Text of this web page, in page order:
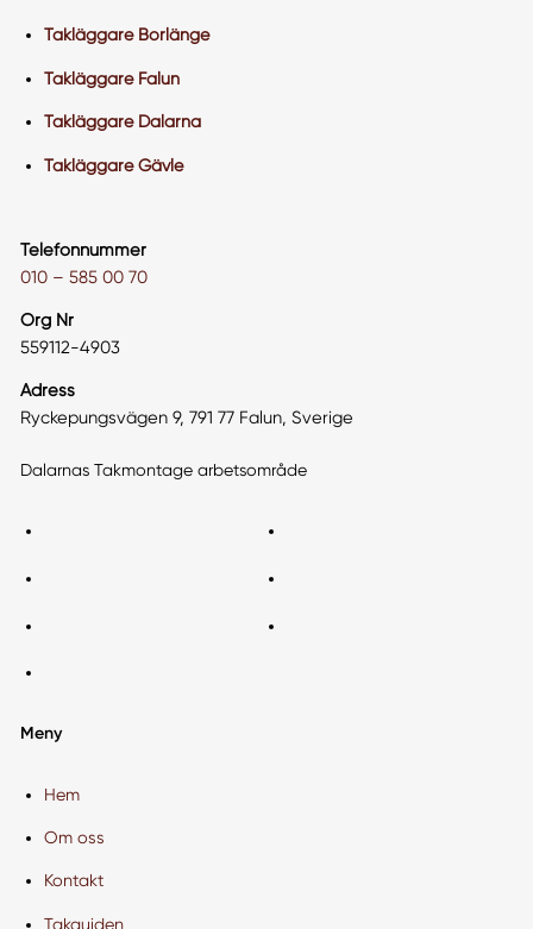
Takläggare Borlänge
Takläggare Falun
Takläggare Dalarna
Takläggare Gävle
Telefonnummer
010 – 585 00 70
Org Nr
559112-4903
Adress
Ryckepungsvägen 9, 791 77 Falun, Sverige
Dalarnas Takmontage arbetsområde
Meny
Hem
Om oss
Kontakt
Takguiden